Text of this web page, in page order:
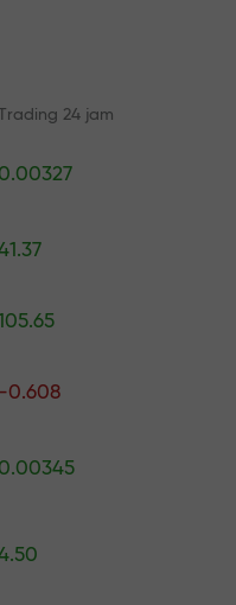
balap
Trading 24 jam
0.00327
-0.608
0.00345
and futures